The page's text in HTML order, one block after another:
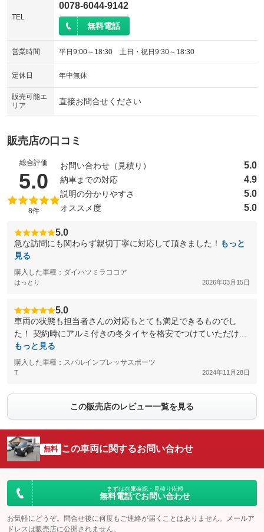
TEL
0078-6044-9142
無料電話
営業時間 平日9:00～18:30 土日・祝日9:30～18:30
定休日 年中無休
販売可能エ
リア
直接お問合せください
販売店の口コミ
総合評価
5.0 （5点満点中）
8件
お問い合わせ（見積り） 5.0
納車までの対応 4.9
説明の分かりやすさ 5.0
オススメ度 5.0
5.0
急な訪問にも関わらず親切丁寧に対応して頂きました！ もっと
見る
購入した車種：ダイハツミラココア
はっとり 2026年03月15日
5.0
車両の状態も担当者さんの対応もとても満足できるものでし
た！ 契約時にアルミ付きの冬タイヤを格安でつけていただけ...
もっと見る
購入した車種：スバルインプレッサスポーツ
T 2024年11月28日
この販売店のレビュー一覧を見る
無料 この車両に関するお問い合わせ
まずは在庫確認・見積り依頼
無料電話でお問い合わせ
お気軽にどうぞ。問合せ後に何度もご連絡が届くことはありません。メールア
ドレスは販売店に公開されません。